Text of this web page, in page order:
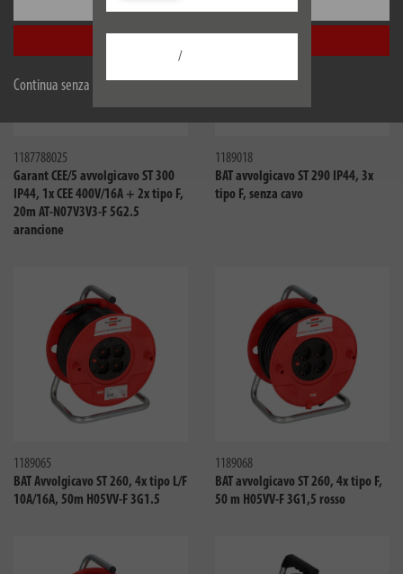
Continua senza accettare
/
Confronta
1187788025
Garant CEE/5 avvolgicavo ST 300
IP44, 1x CEE 400V/16A + 2x tipo F,
20m AT-N07V3V3-F 5G2.5
arancione
1189018
BAT avvolgicavo ST 290 IP44, 3x
tipo F, senza cavo
1189065
BAT Avvolgicavo ST 260, 4x tipo L/F
10A/16A, 50m H05VV-F 3G1.5
1189068
BAT avvolgicavo ST 260, 4x tipo F,
50 m H05VV-F 3G1,5 rosso